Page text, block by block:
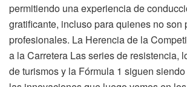
permitiendo una experiencia de
gratificante, incluso para quienes no son
profesionales. La Herencia de la
a la Carretera Las series de resistencia,
de turismos y la Fórmula 1 siguen